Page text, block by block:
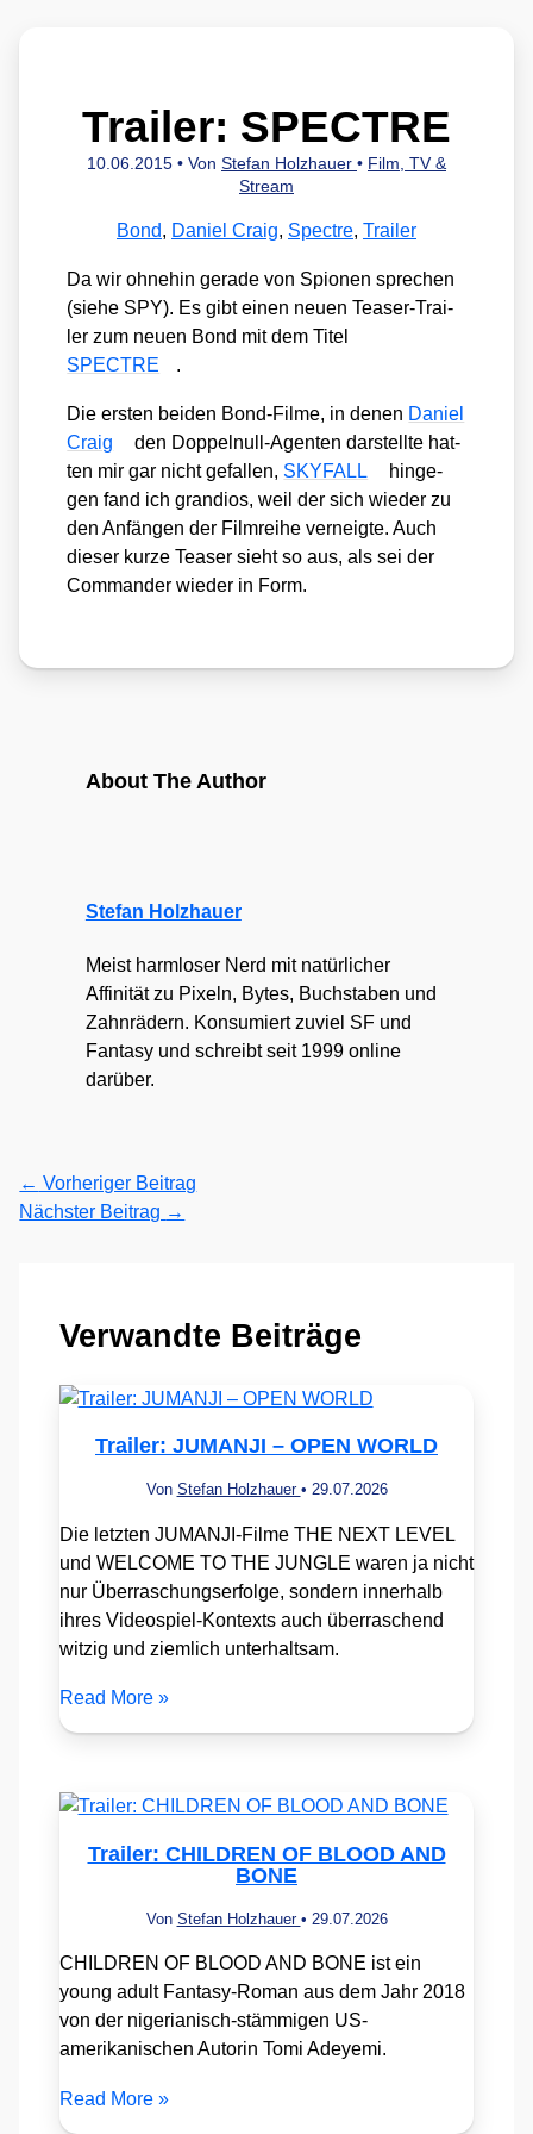
Trailer: SPECTRE
10.06.2015 • Von Stefan Holzhauer • Film, TV &
Stream
Bond, Daniel Craig, Spectre, Trailer
Da wir ohne­hin gera­de von Spio­nen spre­chen
(sie­he SPY). Es gibt einen neu­en Teaser-Trai­
ler zum neu­en Bond mit dem Titel
SPECTRE
.
Die ers­ten bei­den Bond-Fil­me, in denen Dani­el
Craig
den Dop­pel­null-Agen­ten dar­stell­te hat­
ten mir gar nicht gefal­len, SKYFALL
hin­ge­
gen fand ich gran­di­os, weil der sich wie­der zu
den Anfän­gen der Film­rei­he ver­neig­te. Auch
die­ser kur­ze Teaser sieht so aus, als sei der
Com­man­der wie­der in Form.
About The Author
Stefan Holzhauer
Meist harmloser Nerd mit natürlicher
Affinität zu Pixeln, Bytes, Buchstaben und
Zahnrädern. Konsumiert zuviel SF und
Fantasy und schreibt seit 1999 online
darüber.
← Vorheriger Beitrag
Nächster Beitrag →
Verwandte Beiträge
Trailer: JUMANJI – OPEN WORLD
Von Stefan Holzhauer • 29.07.2026
Die letzten JUMANJI-Filme THE NEXT LEVEL
und WELCOME TO THE JUNGLE waren ja nicht
nur Überraschungserfolge, sondern innerhalb
ihres Videospiel-Kontexts auch überraschend
witzig und ziemlich unterhaltsam.
Read More »
Trailer: CHILDREN OF BLOOD AND
BONE
Von Stefan Holzhauer • 29.07.2026
CHILDREN OF BLOOD AND BONE ist ein
young adult Fantasy-Roman aus dem Jahr 2018
von der nigerianisch-stämmigen US-
amerikanischen Autorin Tomi Adeyemi.
Read More »